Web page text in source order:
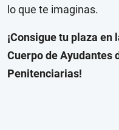
lo que te imaginas.
¡Consigue tu plaza
Cuerpo de Ayudantes
Penitenciarias!